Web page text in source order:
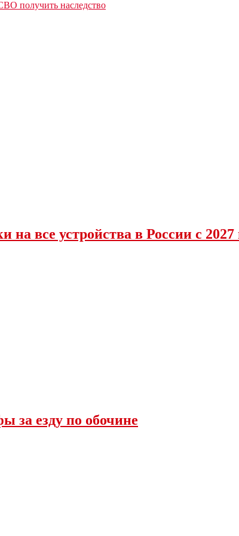
получить наследство
все устройства в России с 2027
за езду по обочине